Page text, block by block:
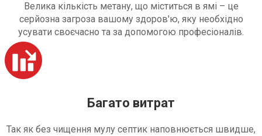
Велика кількість метану, що міститься в ямі – це
серйозна загроза вашому здоров'ю, яку необхідно
усувати своєчасно та за допомогою професіоналів.
Багато витрат
Так як без чищення мулу септик наповнюється швидше,